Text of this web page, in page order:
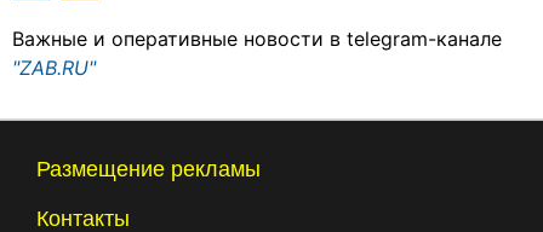
Важные и оперативные новости в telegram-канале
"ZAB.RU"
Размещение рекламы
Контакты